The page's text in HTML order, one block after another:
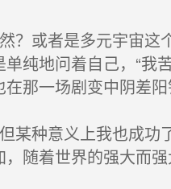
？或者是多元宇宙这
纯地问着自己，“
那一场剧变中阴差
某种意义上我也成功
随着世界的强大而